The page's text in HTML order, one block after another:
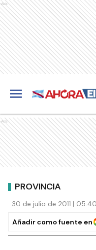
Ads
Ads
PROVINCIA
30 de julio de 2011 |
Añadir como fuente en